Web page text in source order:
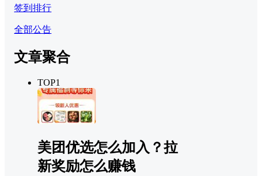
签到排行
全部公告
文章聚合
TOP1
美团优选怎么加入？拉
新奖励怎么赚钱